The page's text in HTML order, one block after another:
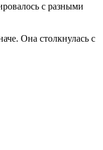
с разными
Она столкнулась с